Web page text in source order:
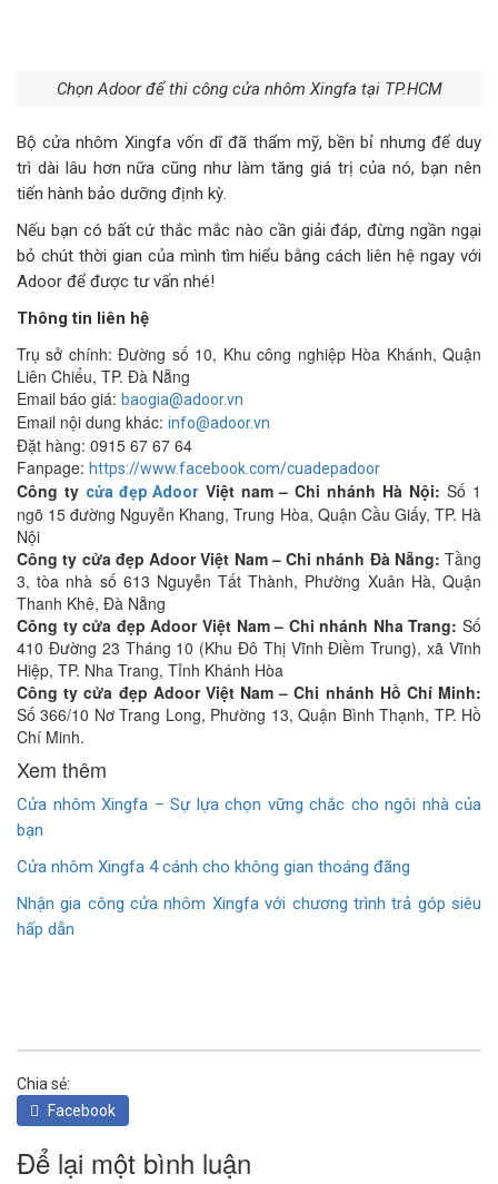
Chọn Adoor để thi công cửa nhôm Xingfa tại TP.HCM
Bộ cửa nhôm Xingfa vốn dĩ đã thẩm mỹ, bền bỉ nhưng để duy
trì dài lâu hơn nữa cũng như làm tăng giá trị của nó, bạn nên
tiến hành bảo dưỡng định kỳ.
Nếu bạn có bất cứ thắc mắc nào cần giải đáp, đừng ngần ngại
bỏ chút thời gian của mình tìm hiểu bằng cách liên hệ ngay với
Adoor để được tư vấn nhé!
Thông tin liên hệ
Trụ sở chính: Đường số 10, Khu công nghiệp Hòa Khánh, Quận
Liên Chiểu, TP. Đà Nẵng
Email báo giá: baogia@adoor.vn
Email nội dung khác: info@adoor.vn
Đặt hàng: 0915 67 67 64
Fanpage: https://www.facebook.com/cuadepadoor
Công ty cửa đẹp Adoor Việt nam – Chi nhánh Hà Nội: Số 1
ngõ 15 đường Nguyễn Khang, Trung Hòa, Quận Cầu Giấy, TP. Hà
Nội
Công ty cửa đẹp Adoor Việt Nam – Chi nhánh Đà Nẵng: Tầng
3, tòa nhà số 613 Nguyễn Tất Thành, Phường Xuân Hà, Quận
Thanh Khê, Đà Nẵng
Công ty cửa đẹp Adoor Việt Nam – Chi nhánh Nha Trang: Số
410 Đường 23 Tháng 10 (Khu Đô Thị Vĩnh Điềm Trung), xã Vĩnh
Hiệp, TP. Nha Trang, Tỉnh Khánh Hòa
Công ty cửa đẹp Adoor Việt Nam – Chi nhánh Hồ Chí Minh:
Số 366/10 Nơ Trang Long, Phường 13, Quận Bình Thạnh, TP. Hồ
Chí Minh.
Xem thêm
Cửa nhôm Xingfa – Sự lựa chọn vững chắc cho ngôi nhà của
bạn
Cửa nhôm Xingfa 4 cánh cho không gian thoáng đãng
Nhận gia công cửa nhôm Xingfa với chương trình trả góp siêu
hấp dẫn
Chia sẻ:
Facebook
Để lại một bình luận